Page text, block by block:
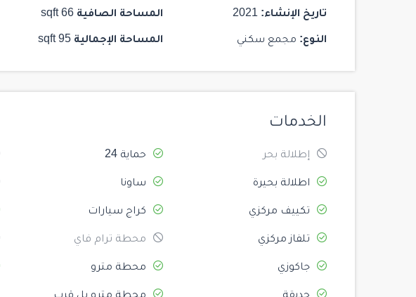
تاريخ الإنشاء:
النوع: مجمع سكني
المساحة الصافية
المساحة الإجمالية
الخدمات
إطلالة بحر
اطلالة بحيرة
تكييف مركزي
تلفاز مركزي
جاكوزي
حماية 24
ساونا
كراج سيارات
محطة ترام فاي
محطة مترو
2
2